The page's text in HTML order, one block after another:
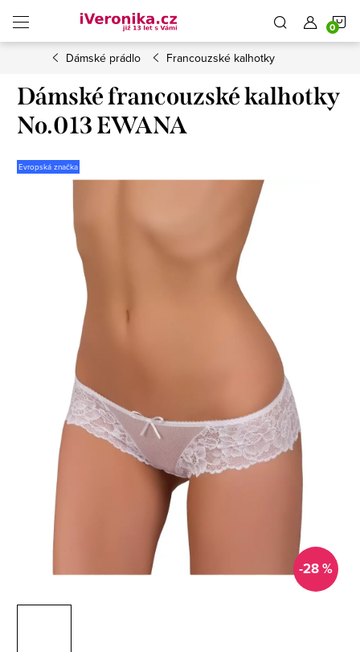
obsah
Dámské prádlo Francouzské kalhotky
Dámské francouzské kalhotky
No.013 EWANA
Evropská značka
-28 %